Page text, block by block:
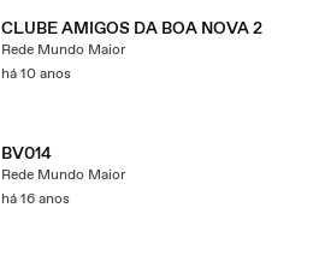
CLUBE AMIGOS DA BOA NOVA 2
Rede Mundo Maior
há 10 anos
BV014
Rede Mundo Maior
há 16 anos